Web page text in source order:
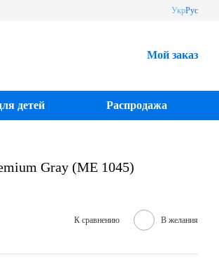
УкрРус
Мой заказ
детей Распродажа
Gray (ME 1045)
К сравнению В желания